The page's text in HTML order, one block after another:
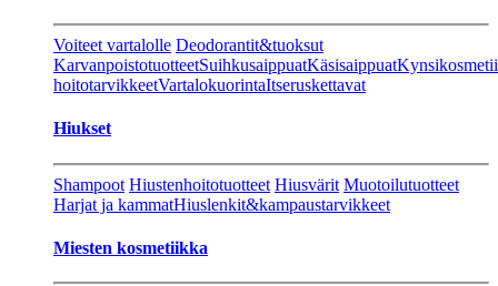
Voiteet vartalolle Deodorantit&tuoksut
KarvanpoistotuotteetSuihkusaippuatKäsisaippuat
hoitotarvikkeetVartalokuorintaItseruskettavat
Hiukset
Shampoot Hiustenhoitotuotteet Hiusvärit Muotoilutuotteet
Harjat ja kammatHiuslenkit&kampaustarvikkeet
Miesten kosmetiikka